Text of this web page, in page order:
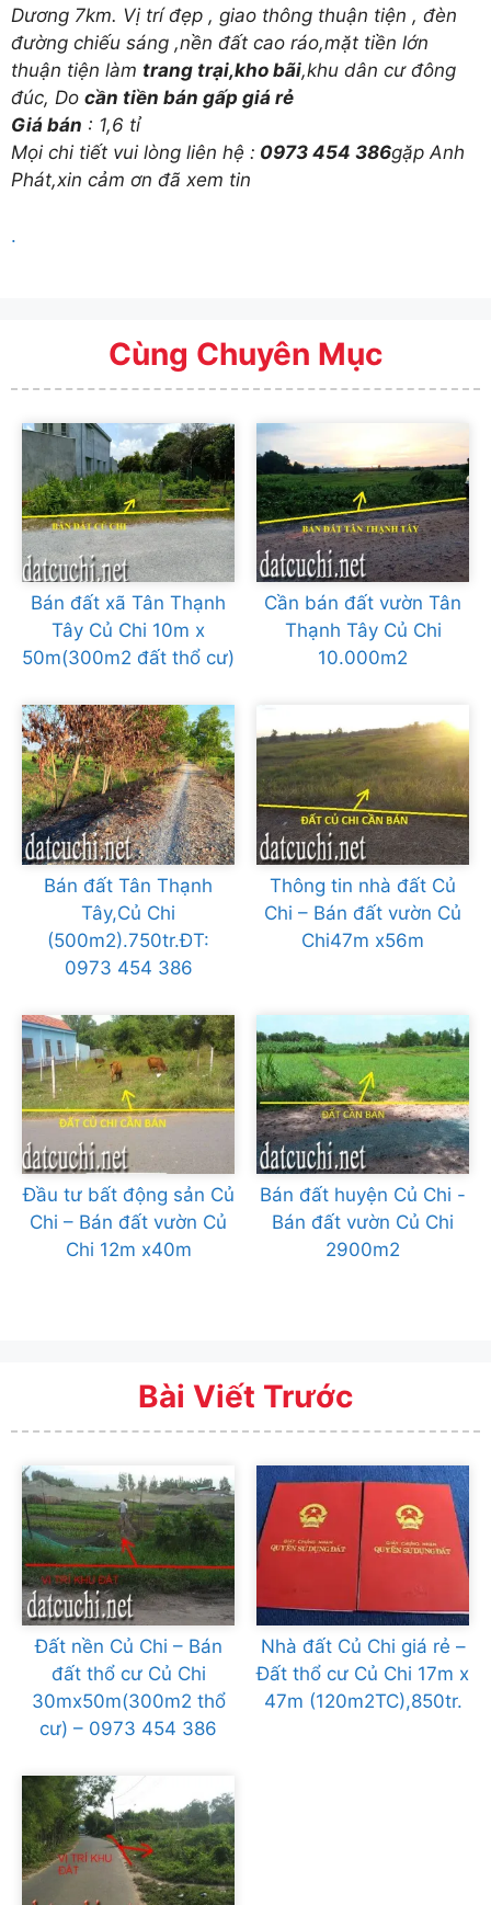
Dương 7km. Vị trí đẹp , giao thông thuận tiện , đèn
đường chiếu sáng ,nền đất cao ráo,mặt tiền lớn
thuận tiện làm trang trại,kho bãi,khu dân cư đông
đúc, Do cần tiền bán gấp giá rẻ
Giá bán : 1,6 tỉ
Mọi chi tiết vui lòng liên hệ : 0973 454 386gặp Anh
Phát,xin cảm ơn đã xem tin
.
Cùng Chuyên Mục
Bán đất xã Tân Thạnh
Tây Củ Chi 10m x
50m(300m2 đất thổ cư)
Cần bán đất vườn Tân
Thạnh Tây Củ Chi
10.000m2
Bán đất Tân Thạnh
Tây,Củ Chi
(500m2).750tr.ĐT:
0973 454 386
Thông tin nhà đất Củ
Chi – Bán đất vườn Củ
Chi47m x56m
Đầu tư bất động sản Củ
Chi – Bán đất vườn Củ
Chi 12m x40m
Bán đất huyện Củ Chi -
Bán đất vườn Củ Chi
2900m2
Bài Viết Trước
Đất nền Củ Chi – Bán
đất thổ cư Củ Chi
30mx50m(300m2 thổ
cư) – 0973 454 386
Nhà đất Củ Chi giá rẻ –
Đất thổ cư Củ Chi 17m x
47m (120m2TC),850tr.